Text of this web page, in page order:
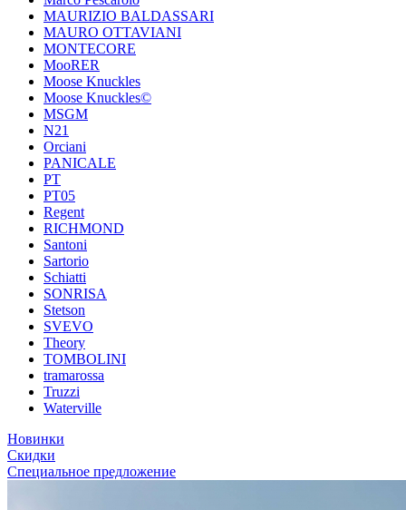
MAURIZIO BALDASSARI
MAURO OTTAVIANI
MONTECORE
MooRER
Moose Knuckles
Moose Knuckles©️
MSGM
N21
Orciani
PANICALE
PT
PT05
Regent
RICHMOND
Santoni
Sartorio
Schiatti
SONRISA
Stetson
SVEVO
Theory
TOMBOLINI
tramarossa
Truzzi
Waterville
Новинки
Скидки
Специальное предложение